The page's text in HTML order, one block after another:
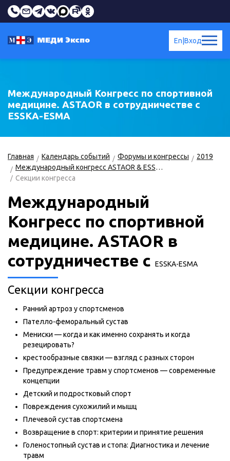
Вход
En
Международный Конгресс по спортивной
медицине. ASTAOR в сотрудничестве с
ESSKA-ESMA
Главная Календарь событий Форумы и конгрессы
2019
Международный конгресс ASTAOR & ESSKA-ESMA по спортивной медицине
Секции конгресса
Международный
Конгресс по спортивной
медицине. ASTAOR в
сотрудничестве с ESSKA-ESMA
Секции конгресса
Ранний артроз у спортсменов
Пателло-феморальный сустав
Мениски — когда и как именно сохранять и когда
резецировать?
крестообразные связки — взгляд с разных сторон
Предупреждение травм у спортсменов — современные
концепции
Детский и подростковый спорт
Повреждения сухожилий и мышц
Плечевой сустав спортсмена
Возвращение в спорт: критерии и принятие решения
Голеностопный сустав и стопа: Диагностика и лечение
травм